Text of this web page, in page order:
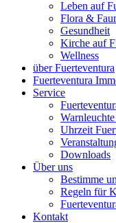
Leben auf
Flora &
Gesundheit
Kirche auf
Wellness
über Fuerteventura
Fuerteventura
Service
Uhrzeit
Downloads
Über uns
Bestimme
Regeln für
Kontakt